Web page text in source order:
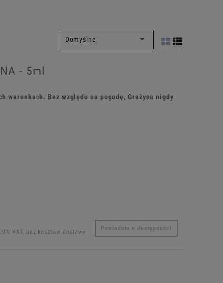
- 5ml
warunkach. Bez względu na pogodę, Grażyna nigdy
VAT, bez kosztów dostawy
Powiadom o dostępności